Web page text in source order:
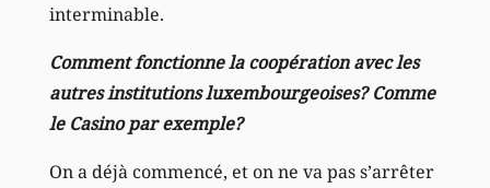
interminable.
Comment fonctionne la coopération avec les
autres institutions luxembourgeoises? Comme
le Casino par exemple?
On a déjà commencé, et on ne va pas s’arrêter